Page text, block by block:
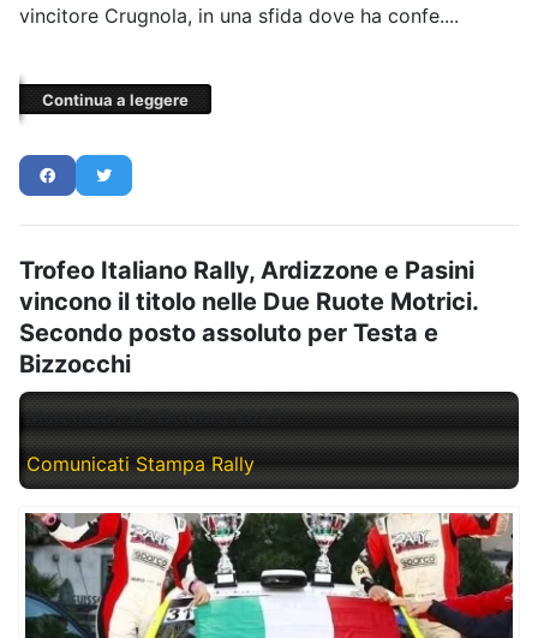
vincitore Crugnola, in una sfida dove ha confe....
Continua a leggere
Trofeo Italiano Rally, Ardizzone e Pasini
vincono il titolo nelle Due Ruote Motrici.
Secondo posto assoluto per Testa e
Bizzocchi
Mercoledì, 29 Ottobre 2025
Comunicati Stampa Rally